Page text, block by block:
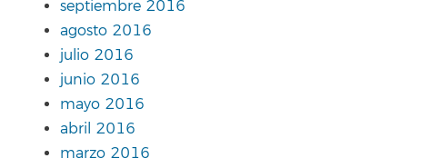
septiembre 2016
agosto 2016
julio 2016
junio 2016
mayo 2016
abril 2016
marzo 2016